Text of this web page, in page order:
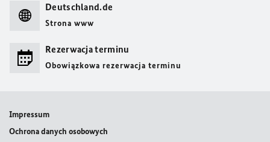
Deutschland.de
Strona www
Rezerwacja terminu
Obowiązkowa rezerwacja terminu
Impressum
Ochrona danych osobowych